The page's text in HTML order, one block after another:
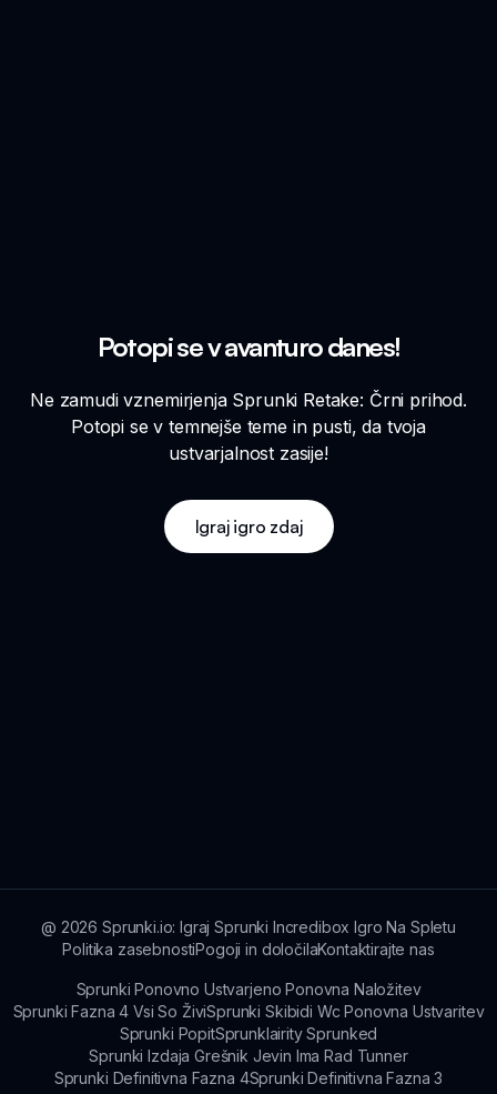
Potopi se v avanturo danes!
Ne zamudi vznemirjenja Sprunki Retake: Črni prihod.
Potopi se v temnejše teme in pusti, da tvoja
ustvarjalnost zasije!
Igraj igro zdaj
@ 2026 Sprunki.io: Igraj Sprunki Incredibox Igro Na Spletu
Politika zasebnostiPogoji in določilaKontaktirajte nas
Sprunki Ponovno Ustvarjeno Ponovna Naložitev
Sprunki Fazna 4 Vsi So ŽiviSprunki Skibidi Wc Ponovna Ustvaritev
Sprunki PopitSprunklairity Sprunked
Sprunki Izdaja Grešnik Jevin Ima Rad Tunner
Sprunki Definitivna Fazna 4Sprunki Definitivna Fazna 3